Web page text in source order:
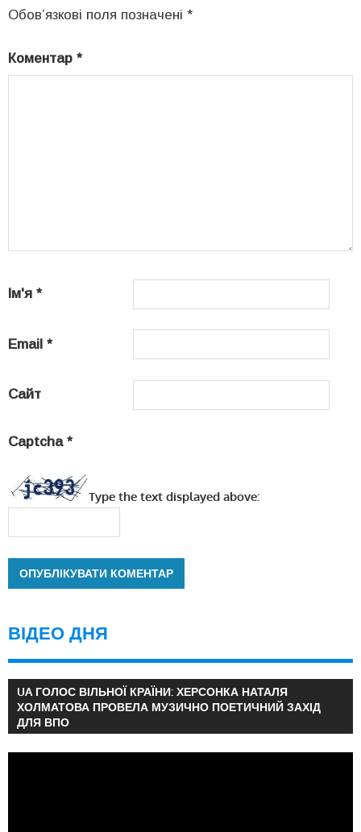
Обов’язкові поля позначені *
Коментар *
Ім'я *
Email *
Сайт
Captcha *
Type the text displayed above:
ВІДЕО ДНЯ
UA ГОЛОС ВІЛЬНОЇ КРАЇНИ: ХЕРСОНКА НАТАЛЯ
ХОЛМАТОВА ПРОВЕЛА МУЗИЧНО ПОЕТИЧНИЙ ЗАХІД
ДЛЯ ВПО